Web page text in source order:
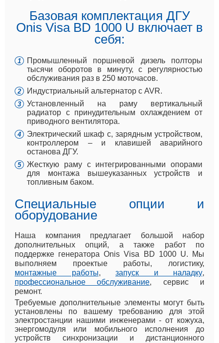
Базовая комплектация ДГУ
Onis Visa BD 1000 U включает в
себя:
Промышленный поршневой дизель полторы
тысячи оборотов в минуту, с регулярностью
обслуживания раз в 250 моточасов.
Индустриальный альтернатор с AVR.
Установленный на раму вертикальный
радиатор с принудительным охлаждением от
приводного вентилятора.
Электрический шкаф с, зарядным устройством,
контроллером – и клавишей аварийного
останова ДГУ.
Жесткую раму с интегрированными опорами
для монтажа вышеуказанных устройств и
топливным баком.
Специальные опции и
оборудование
Наша компания предлагает большой набор
дополнительных опций, а также работ по
поддержке генератора Onis Visa BD 1000 U. Мы
выполняем проектые работы, логистику,
монтажные работы, запуск и наладку,
профессиональное обслуживание, сервис и
ремонт.
Требуемые дополнительные элементы могут быть
установлены по вашему требованию для этой
электростанции нашими инженерами - от кожуха,
энергомодуля или мобильного исполнения до
устройств синхронизации и дистанционного